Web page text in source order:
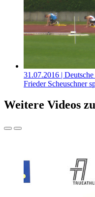
31.07.2016 |
Frieder Scheuschner
Weitere Videos